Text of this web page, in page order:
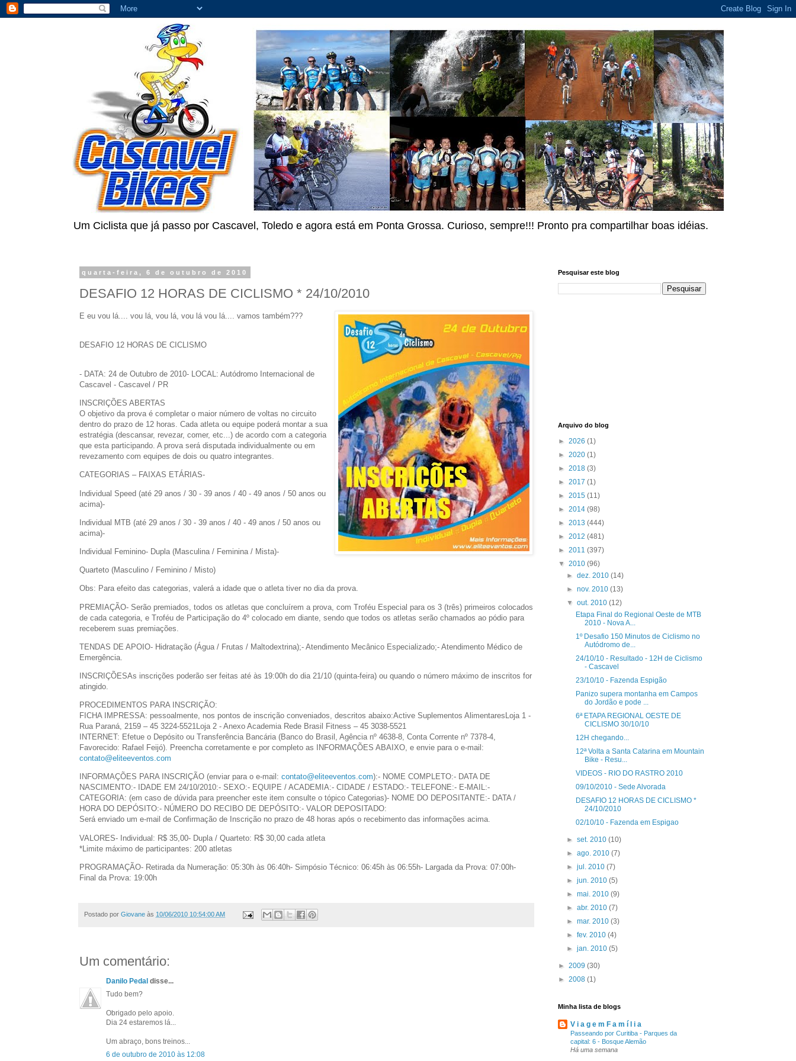
Um Ciclista que já passo por Cascavel, Toledo e agora está em Ponta Grossa. Curioso, sempre!!! Pronto pra compartilhar boas idéias.
quarta-feira, 6 de outubro de 2010
DESAFIO 12 HORAS DE CICLISMO * 24/10/2010
E eu vou lá.... vou lá, vou lá, vou lá vou lá.... vamos também???
DESAFIO 12 HORAS DE CICLISMO
- DATA: 24 de Outubro de 2010- LOCAL: Autódromo Internacional de
Cascavel - Cascavel / PR
INSCRIÇÕES ABERTAS
O objetivo da prova é completar o maior número de voltas no circuito
dentro do prazo de 12 horas. Cada atleta ou equipe poderá montar a sua
estratégia (descansar, revezar, comer, etc...) de acordo com a categoria
que esta participando. A prova será disputada individualmente ou em
revezamento com equipes de dois ou quatro integrantes.
CATEGORIAS – FAIXAS ETÁRIAS-
Individual Speed (até 29 anos / 30 - 39 anos / 40 - 49 anos / 50 anos ou
acima)-
Individual MTB (até 29 anos / 30 - 39 anos / 40 - 49 anos / 50 anos ou
acima)-
Individual Feminino- Dupla (Masculina / Feminina / Mista)-
Quarteto (Masculino / Feminino / Misto)
Obs: Para efeito das categorias, valerá a idade que o atleta tiver no dia da prova.
PREMIAÇÃO- Serão premiados, todos os atletas que concluírem a prova, com Troféu Especial para os 3 (três) primeiros colocados
de cada categoria, e Troféu de Participação do 4º colocado em diante, sendo que todos os atletas serão chamados ao pódio para
receberem suas premiações.
TENDAS DE APOIO- Hidratação (Água / Frutas / Maltodextrina);- Atendimento Mecânico Especializado;- Atendimento Médico de
Emergência.
INSCRIÇÕESAs inscrições poderão ser feitas até às 19:00h do dia 21/10 (quinta-feira) ou quando o número máximo de inscritos for
atingido.
PROCEDIMENTOS PARA INSCRIÇÃO:
FICHA IMPRESSA: pessoalmente, nos pontos de inscrição conveniados, descritos abaixo:Active Suplementos AlimentaresLoja 1 -
Rua Paraná, 2159 – 45 3224-5521Loja 2 - Anexo Academia Rede Brasil Fitness – 45 3038-5521
INTERNET: Efetue o Depósito ou Transferência Bancária (Banco do Brasil, Agência nº 4638-8, Conta Corrente nº 7378-4,
Favorecido: Rafael Feijó). Preencha corretamente e por completo as INFORMAÇÕES ABAIXO, e envie para o e-mail:
contato@eliteeventos.com
INFORMAÇÕES PARA INSCRIÇÃO (enviar para o e-mail: contato@eliteeventos.com):- NOME COMPLETO:- DATA DE
NASCIMENTO:- IDADE EM 24/10/2010:- SEXO:- EQUIPE / ACADEMIA:- CIDADE / ESTADO:- TELEFONE:- E-MAIL:-
CATEGORIA: (em caso de dúvida para preencher este item consulte o tópico Categorias)- NOME DO DEPOSITANTE:- DATA /
HORA DO DEPÓSITO:- NÚMERO DO RECIBO DE DEPÓSITO:- VALOR DEPOSITADO:
Será enviado um e-mail de Confirmação de Inscrição no prazo de 48 horas após o recebimento das informações acima.
VALORES- Individual: R$ 35,00- Dupla / Quarteto: R$ 30,00 cada atleta
*Limite máximo de participantes: 200 atletas
PROGRAMAÇÃO- Retirada da Numeração: 05:30h às 06:40h- Simpósio Técnico: 06:45h às 06:55h- Largada da Prova: 07:00h-
Final da Prova: 19:00h
Postado por Giovane às 10/06/2010 10:54:00 AM
Um comentário:
Danilo Pedal disse...
Tudo bem?
Obrigado pelo apoio.
Dia 24 estaremos lá...
Um abraço, bons treinos...
6 de outubro de 2010 às 12:08
Pesquisar este blog
Arquivo do blog
► 2026 (1)
► 2020 (1)
► 2018 (3)
► 2017 (1)
► 2015 (11)
► 2014 (98)
► 2013 (444)
► 2012 (481)
► 2011 (397)
▼ 2010 (96)
►dez. 2010(14)
►nov. 2010(13)
▼out. 2010(12)
Etapa Final do Regional Oeste de MTB
2010 - Nova A...
1º Desafio 150 Minutos de Ciclismo no
Autódromo de...
24/10/10 - Resultado - 12H de Ciclismo
- Cascavel
23/10/10 - Fazenda Espigão
Panizo supera montanha em Campos
do Jordão e pode ...
6ª ETAPA REGIONAL OESTE DE
CICLISMO 30/10/10
12H chegando...
12ª Volta a Santa Catarina em Mountain
Bike - Resu...
VIDEOS - RIO DO RASTRO 2010
09/10/2010 - Sede Alvorada
DESAFIO 12 HORAS DE CICLISMO *
24/10/2010
02/10/10 - Fazenda em Espigao
►set. 2010(10)
►ago. 2010(7)
►jul. 2010(7)
►jun. 2010(5)
►mai. 2010(9)
►abr. 2010(7)
►mar. 2010(3)
►fev. 2010(4)
►jan. 2010(5)
► 2009 (30)
► 2008 (1)
Minha lista de blogs
V i a g e m F a m í l i a
Passeando por Curitiba - Parques da
capital: 6 - Bosque Alemão
Há uma semana